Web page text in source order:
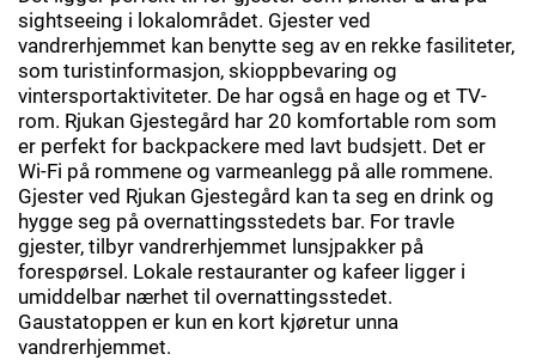
sightseeing i lokalområdet. Gjester ved
vandrerhjemmet kan benytte seg av en rekke fasiliteter,
som turistinformasjon, skioppbevaring og
vintersportaktiviteter. De har også en hage og et TV-
rom. Rjukan Gjestegård har 20 komfortable rom som
er perfekt for backpackere med lavt budsjett. Det er
Wi-Fi på rommene og varmeanlegg på alle rommene.
Gjester ved Rjukan Gjestegård kan ta seg en drink og
hygge seg på overnattingsstedets bar. For travle
gjester, tilbyr vandrerhjemmet lunsjpakker på
forespørsel. Lokale restauranter og kafeer ligger i
umiddelbar nærhet til overnattingsstedet.
Gaustatoppen er kun en kort kjøretur unna
vandrerhjemmet.